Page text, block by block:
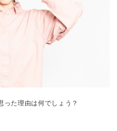
った理由は何でしょう？